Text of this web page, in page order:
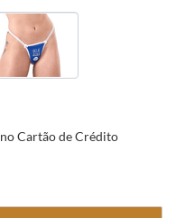
no Cartão de Crédito